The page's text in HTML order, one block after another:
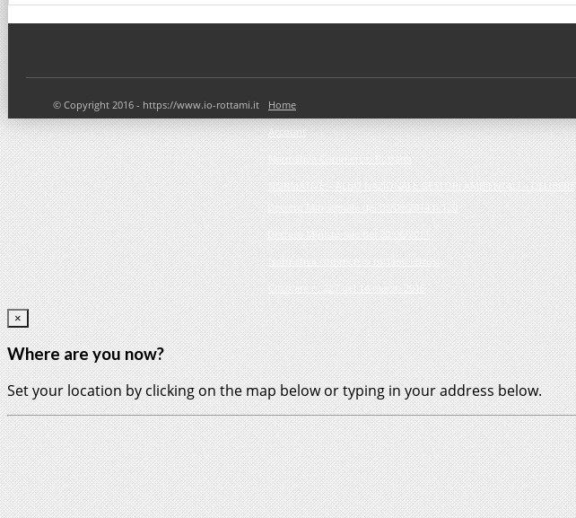
© Copyright 2016 - https://www.io-rottami.it
Home
Account
Normativa Commercio Rottami
NORMATIVE – ALBO NAZIONALE GESTORI AMBIENTALI – DELIBERE
Decreto Ministeriale del 03/06/2014 n.120
Decreto Ministeriale del 20/06/2011
Normativa commercio rottami ferrosi
Circolare n. 227 del 14 marzo 2016
×
Where are you now?
Set your location by clicking on the map below or typing in your address below.